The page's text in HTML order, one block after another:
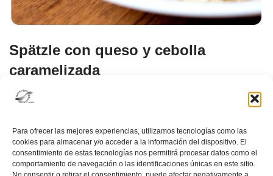
Para ofrecer las mejores experiencias, utilizamos tecnologías como las
cookies para almacenar y/o acceder a la información del dispositivo. El
consentimiento de estas tecnologías nos permitirá procesar datos como el
comportamiento de navegación o las identificaciones únicas en este sitio.
Spätzle con queso y cebolla
caramelizada
Cocina Alemana